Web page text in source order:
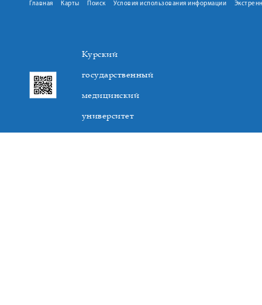
Главная Карты Поиск Условия использования информации
Курский
государственный
медицинский
университет